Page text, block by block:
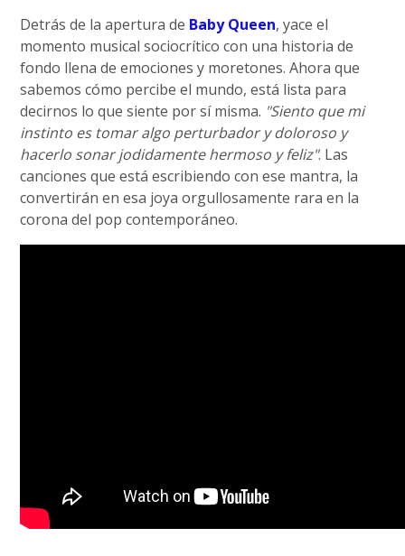
Detrás de la apertura de Baby Queen, yace el
momento musical sociocrítico con una historia de
fondo llena de emociones y moretones. Ahora que
sabemos cómo percibe el mundo, está lista para
decirnos lo que siente por sí misma. "Siento que mi
instinto es tomar algo perturbador y doloroso y
hacerlo sonar jodidamente hermoso y feliz". Las
canciones que está escribiendo con ese mantra, la
convertirán en esa joya orgullosamente rara en la
corona del pop contemporáneo.